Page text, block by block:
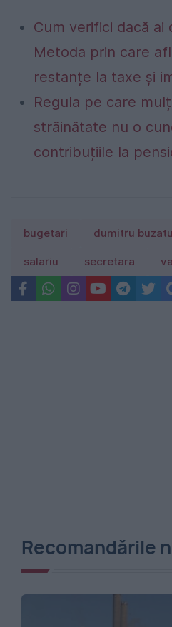
Cum verifici dacă ai
Metoda prin care
restanțe la taxe și
Regula pe care
străinătate nu o
contribuțiile la
bugetari dumitru buzatu
salariu secretara
Recomandările